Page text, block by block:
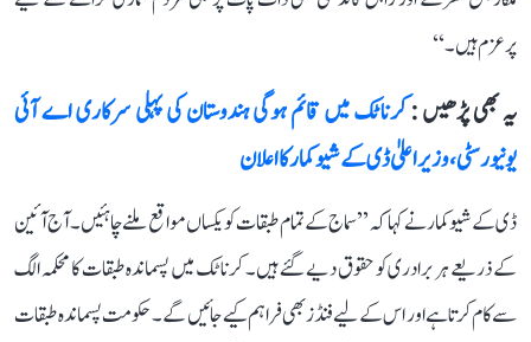
پرعزم ہیں۔‘‘
یہ بھی پڑھیں :کرناٹک میں قائم ہوگی ہندوستان کی پہلی سرکاری اے آئی
یونیورسٹی، وزیر اعلیٰ ڈی کے شیوکمار کا اعلان
ڈی کے شیوکمار نے کہا کہ ’’سماج کے تمام طبقات کو یکساں مواقع ملنے چاہئیں۔ آج آئین
کے ذریعے ہر برادری کو حقوق دیے گئے ہیں۔ کرناٹک میں پسماندہ طبقات کا محکمہ الگ
سے کام کرتا ہے اور اس کے لیے فنڈز بھی فراہم کیے جائیں گے۔ حکومت پسماندہ طبقات